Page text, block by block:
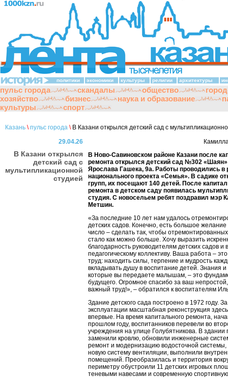
политики экономики культуры религии архитектуры
пульс города скандалы общество
хозяйство
бизнес наука и образование
культуры
спорт
Казань \ пульс города \В Казани открылся детский сад с
29.04.26
В Казани открылся
детский сад с
мультипликационной
студией
В Ново-Савиновском районе Казани после
ремонта открылся детский сад №302
Ярослава Гашека, 9а. Работы проводились в
национального проекта «Семья». В садике
групп, их посещают 140 детей. После
ремонта в детском саду появилась
студия. С новосельем ребят поздравил мэр
Метшин.
«За последние 10 лет нам удалось
детских садов. Конечно, есть большое желание
число – сделать так, чтобы
стало как можно больше. Хочу выразить
благодарность руководителям детских садов и
педагогическому коллективу. Ваша работа –
труд: находить силы, терпение и мудрость
вкладывать душу в воспитание детей. Знания и
которые вы передаете малышам, – это
будущего. Огромное спасибо за ваш
важный труд!», – обратился к воспитателям
Здание детского сада построено в 1972 году.
эксплуатации масштабная реконструкция
впервые. На время капитального ремонта,
прошлом году, воспитанников перевели во
учреждения на улице Голубятникова. В здании
заменили кровлю, обновили инженерные
ремонт и модернизацию водосточной системы,
новую систему вентиляции, выполнили
помещений. Преобразилась и территория
периметру обустроили 11 детских игровых
теневыми навесами и современную